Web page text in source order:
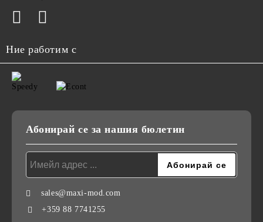
Ние работим с
Абонирай се за нашия бюлетин
sales@maxi-mod.com
+359 88 7741255